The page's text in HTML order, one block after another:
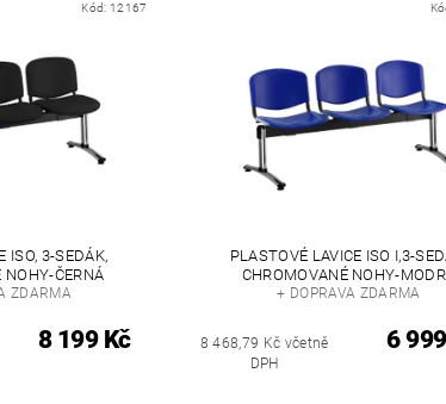
Kód: 12167
ISO, 3-SEDÁK,
NOHY-ČERNÁ
ZDARMA
8 199 Kč
PLASTOVÉ LAVICE ISO I,3-
CHROMOVANÉ NOHY-
+ DOPRAVA ZDARMA
8 468,79 Kč včetně
DPH
6